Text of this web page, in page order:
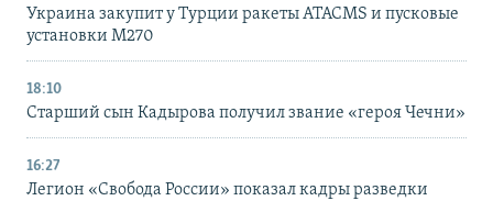
Украина закупит у Турции ракеты ATACMS и пусковые
установки M270
18:10
Старший сын Кадырова получил звание «героя Чечни»
16:27
Легион «Свобода России» показал кадры разведки